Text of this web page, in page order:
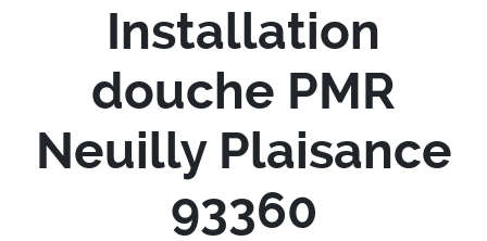
Installation
douche PMR
Neuilly Plaisance
93360